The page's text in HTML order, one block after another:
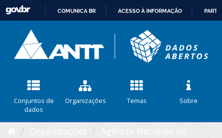
CONTEÚDO
COMUNICA BR ACESSO À INFORMAÇÃO
Conjuntos de
dados
Organizações Temas Sobre